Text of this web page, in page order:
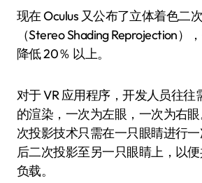
现在 Oculus 又公布了立体着色二
（Stereo Shading Reprojection）
降低 20％ 以上。
对于 VR 应用程序，开发人员往往
的渲染，一次为左眼，一次为右
次投影技术只需在一只眼睛进行
后二次投影至另一只眼睛上，以
负载。